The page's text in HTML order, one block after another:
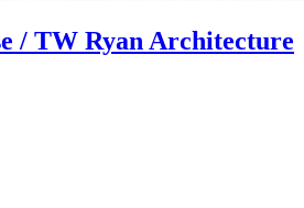
/ TW Ryan Architecture